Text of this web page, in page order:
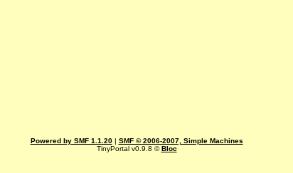
Powered by SMF 1.1.20| SMF © 2006-2007, Simple Machines
TinyPortal v0.9.8 ©Bloc